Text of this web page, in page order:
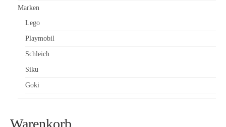
Marken
Lego
Playmobil
Schleich
Siku
Goki
Warenkorb